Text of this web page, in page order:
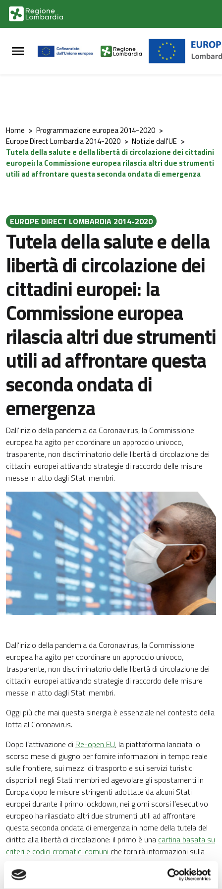
Vai al contenuto principale
Vai al footer
Home > Programmazione europea 2014-2020 >
Europe Direct Lombardia 2014-2020 > Notizie dall'UE >
Tutela della salute e della libertà di circolazione dei cittadini
europei: la Commissione europea rilascia altri due strumenti
utili ad affrontare questa seconda ondata di emergenza
EUROPE DIRECT LOMBARDIA 2014-2020
Tutela della salute e della
libertà di circolazione dei
cittadini europei: la
Commissione europea
rilascia altri due strumenti
utili ad affrontare questa
seconda ondata di
emergenza
Dall’inizio della pandemia da Coronavirus, la Commissione
europea ha agito per coordinare un approccio univoco,
trasparente, non discriminatorio delle libertà di circolazione dei
cittadini europei attivando strategie di raccordo delle misure
messe in atto dagli Stati membri.
Dall’inizio della pandemia da Coronavirus, la Commissione
europea ha agito per coordinare un approccio univoco,
trasparente, non discriminatorio delle libertà di circolazione dei
cittadini europei attivando strategie di raccordo delle misure
messe in atto dagli Stati membri.
Oggi più che mai questa sinergia è essenziale nel contesto della
lotta al Coronavirus.
Dopo l’attivazione di Re-open EU, la piattaforma lanciata lo
scorso mese di giugno per fornire informazioni in tempo reale
sulle frontiere, sui mezzi di trasporto e sui servizi turistici
disponibili negli Stati membri ed agevolare gli spostamenti in
Europa dopo le misure stringenti adottate da alcuni Stati
europei durante il primo lockdown, nei giorni scorsi l’esecutivo
europeo ha rilasciato altri due strumenti utili ad affrontare
questa seconda ondata di emergenza in nome della tutela del
diritto alla libertà di circolazione: il primo è una cartina basata su
criteri e codici cromatici comuni che fornirà informazioni sulla
situazione epidemiologica nell’UE e nelle sue regioni; il secondo
è un “gateway” di interoperabilità transfrontaliera per